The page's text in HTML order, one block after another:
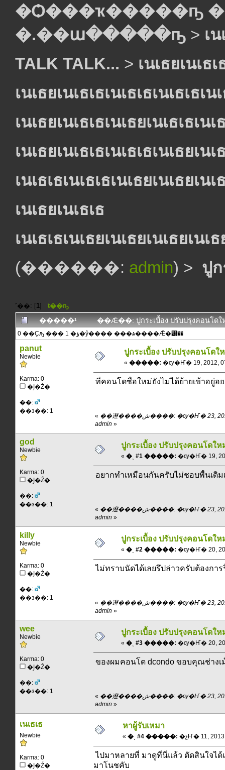
�Ѻ���ҡ�����ҧ
�.��ա�����ҧ > เน
TALK TALK... > เนเธยเนเธเ
เนเธยเนเธเธเนเธเธเนเธเธเน
เนเธยเนเธเธเนเธยเนเธเธเนเ
เนเธยเนเธเธเนเธเธเนเธยเนเ
เนเธเธเนเธเธเนเธยเนเธยเนเ
เนเธยเนเธเธ
เนเธเธเนเธยเนเธยเนเธยเนเธ
(������: admin) > ปูก
˹��: [1] ŧ��ҧ
�����¹ ��Ǣ��: ปูกระเบื้อง ปรับปรุงคอนโ
0 ��Ҫԡ ��� 1 �ؤ�ŷ���� ���ѧ����Ǣ�͹��
panut
Newbie
Karma: 0
�Ϳ�Ź�
��:
��з��: 1
ปูกระเบื้อง ปรับปรุงคอนโดใ
« �����: �ѹ�Ҥ� 19, 2012,
ที่คอนโดซื้อใหม่ยังไม่ได้ย้ายเข้าอยู่อ
« ��䢤����ش����: �ѹ�Ҥ� 23, 2012, 19:35:30 pm ��
admin »
god
Newbie
Karma: 0
�Ϳ�Ź�
��:
��з��: 1
ปูกระเบื้อง ปรับปรุงคอนโดให
« �ͺ #1 �����: �ѹ�Ҥ� 19,
อยากทำเหมือนกันครับไม่ชอบพื้นเดิม
« ��䢤����ش����: �ѹ�Ҥ� 23, 2012, 19:36:12 pm ��
admin »
killy
Newbie
Karma: 0
�Ϳ�Ź�
��:
��з��: 1
ปูกระเบื้อง ปรับปรุงคอนโดให
« �ͺ #2 �����: �ѹ�Ҥ� 20,
ไม่ทราบนัดได้เลยรึปล่าวครับต้องกา
« ��䢤����ش����: �ѹ�Ҥ� 23, 2012, 19:37:06 pm ��
admin »
wee
Newbie
Karma: 0
�Ϳ�Ź�
��:
��з��: 1
ปูกระเบื้อง ปรับปรุงคอนโดให
« �ͺ #3 �����: �ѹ�Ҥ� 20,
ของผมคอนโด dcondo ขอบคุณช่างเ
« ��䢤����ش����: �ѹ�Ҥ� 23, 2012, 19:38:22 pm ��
admin »
เนเธเธ
Newbie
Karma: 0
�Ϳ�Ź�
หาผู้รับเหมา
« �ͺ #4 �����: �չҤ� 11, 2013,
ไปมาหลายที่ มาดูที่นี่แล้ว ตัดสินใจได้
มาโนชคับ